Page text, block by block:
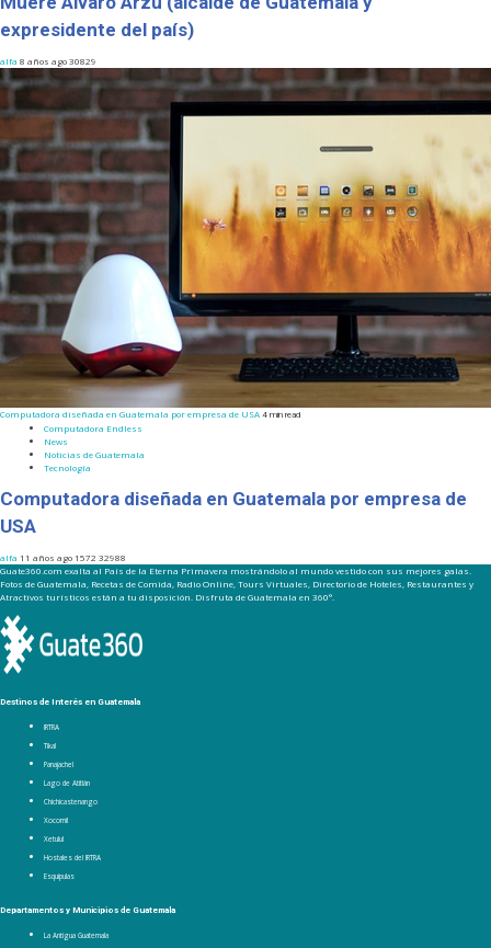
expresidente del país)
alfa 8 años ago30829
Computadora diseñada en Guatemala por empresa de USA 4 min read
Computadora Endless
News
Noticias de Guatemala
Tecnología
Computadora diseñada en Guatemala por empresa de
USA
alfa 11 años ago 1572 32988
Guate360.com exalta al País de la Eterna Primavera mostrándolo al mundo vestido con sus mejores galas.
Fotos de Guatemala, Recetas de Comida, Radio Online, Tours Virtuales, Directorio de Hoteles, Restaurantes y
Atractivos turísticos están a tu disposición. Disfruta de Guatemala en 360°.
Destinos de Interés en Guatemala
IRTRA
Tikal
Panajachel
Lago de Atitlán
Chichicastenango
Xocomil
Xetulul
Hostales del IRTRA
Esquipulas
Departamentos y Municipios de Guatemala
La Antigua Guatemala